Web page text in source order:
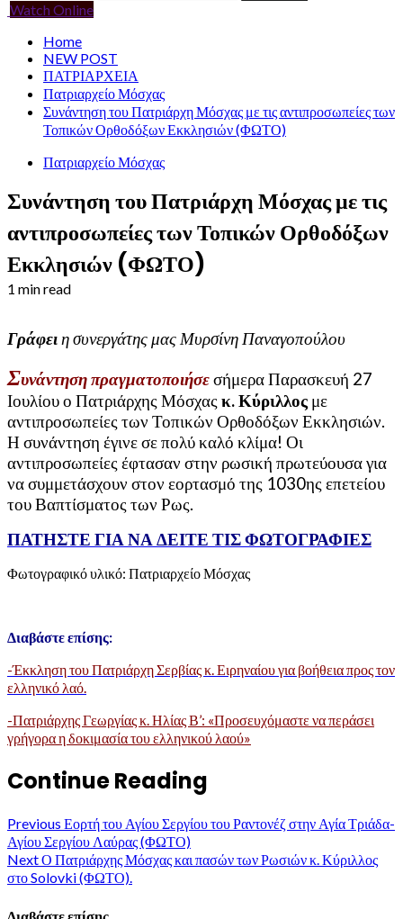
Watch Online
Home
NEW POST
ΠΑΤΡΙΑΡΧΕΙΑ
Πατριαρχείο Μόσχας
Συνάντηση του Πατριάρχη Μόσχας με τις αντιπροσωπείες των
Τοπικών Ορθοδόξων Εκκλησιών (ΦΩΤΟ)
Πατριαρχείο Μόσχας
Συνάντηση του Πατριάρχη Μόσχας με τις
αντιπροσωπείες των Τοπικών Ορθοδόξων
Εκκλησιών (ΦΩΤΟ)
1 min read
Γράφει η συνεργάτης μας Μυρσίνη Παναγοπούλου
Συνάντηση πραγματοποιήσεσήμερα Παρασκευή 27
Ιουλίου ο Πατριάρχης Μόσχας κ. Κύριλλος με
αντιπροσωπείες των Τοπικών Ορθοδόξων Εκκλησιών.
Η συνάντηση έγινε σε πολύ καλό κλίμα! Οι
αντιπροσωπείες έφτασαν στην ρωσική πρωτεύουσα για
να συμμετάσχουν στον εορτασμό της 1030ης επετείου
του Βαπτίσματος των Ρως.
ΠΑΤΗΣΤΕ ΓΙΑ ΝΑ ΔΕΙΤΕ ΤΙΣ ΦΩΤΟΓΡΑΦΙΕΣ
Φωτογραφικό υλικό: Πατριαρχείο Μόσχας
Διαβάστε επίσης:
-Έκκληση του Πατριάρχη Σερβίας κ. Ειρηναίου για βοήθεια προς τον
ελληνικό λαό.
-Πατριάρχης Γεωργίας κ. Ηλίας Β’: «Προσευχόμαστε να περάσει
γρήγορα η δοκιμασία του ελληνικού λαού»
Continue Reading
Previous Εορτή του Αγίου Σεργίου του Ραντονέζ στην Αγία Τριάδα-
Αγίου Σεργίου Λαύρας (ΦΩΤΟ)
NextΟ Πατριάρχης Μόσχας και πασών των Ρωσιών κ. Κύριλλος
στο Solovki (ΦΩΤΟ).